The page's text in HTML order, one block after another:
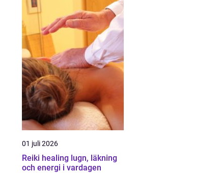
01 juli 2026
Reiki healing lugn, läkning
och energi i vardagen